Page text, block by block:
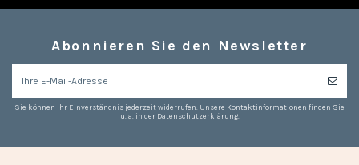
Abonnieren Sie den Newsletter
Sie können Ihr Einverständnis jederzeit widerrufen. Unsere Kontaktinformationen finden Sie
u. a. in der Datenschutzerklärung.